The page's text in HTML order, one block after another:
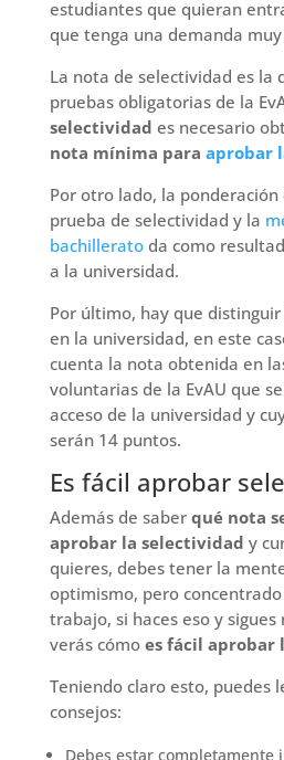
estudiantes que quieran
que tenga una demanda
La nota de selectividad es la
pruebas obligatorias de la
selectividad es necesario
nota mínima para aprobar
Por otro lado, la
prueba de selectividad y la
bachilleratoda como
a la universidad.
Por último, hay que
en la universidad, en este
cuenta la nota obtenida en
voluntarias de la EvAU que
acceso de la universidad y
serán 14 puntos.
Es fácil aprobar
Además de saber qué nota
aprobar la selectividad y
quieres, debes tener la
optimismo, pero
trabajo, si haces eso y sigues
verás cómo es fácil aprobar
Teniendo claro esto, puedes
consejos:
Debes estar completamente